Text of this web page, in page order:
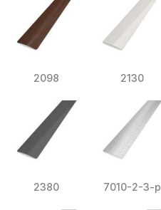
2098 2130
2380 7010-2-3-p